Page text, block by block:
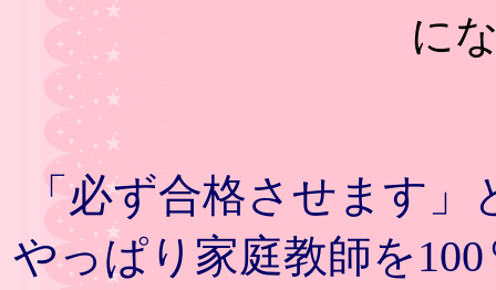
に
「必ず合格させます
やっぱり家庭教師を